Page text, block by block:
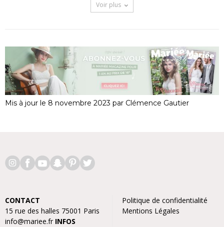
Voir plus
Mis à jour le 8 novembre 2023 par Clémence Gautier
CONTACT
15 rue des halles 75001 Paris
info@mariee.fr INFOS
Politique de confidentialité
Mentions Légales